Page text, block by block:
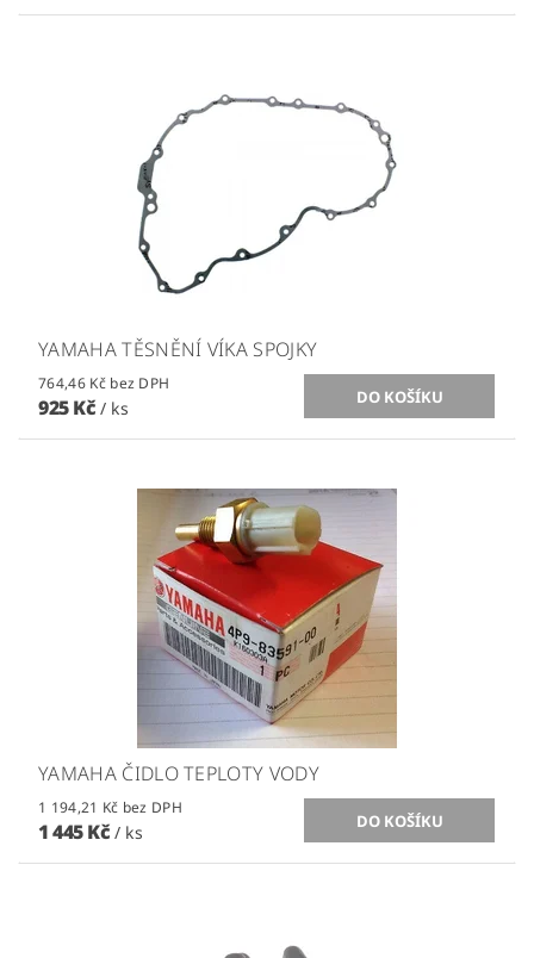
YAMAHA TĚSNĚNÍ VÍKA SPOJKY
764,46 Kč bez DPH
925 Kč / ks
YAMAHA ČIDLO TEPLOTY VODY
1 194,21 Kč bez DPH
1 445 Kč / ks